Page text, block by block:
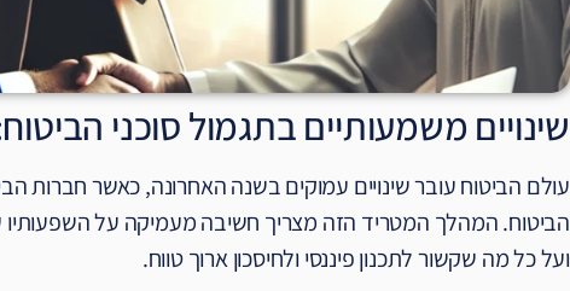
שינויים משמעותיים בתגמול סוכני
עולם הביטוח עובר שינויים עמוקים בשנה האחרונה, כאשר חברות
הביטוח. המהלך המטריד הזה מצריך חשיבה מעמיקה על השפעותיו
ועל כל מה שקשור לתכנון פיננסי ולחיסכון ארוך טווח.